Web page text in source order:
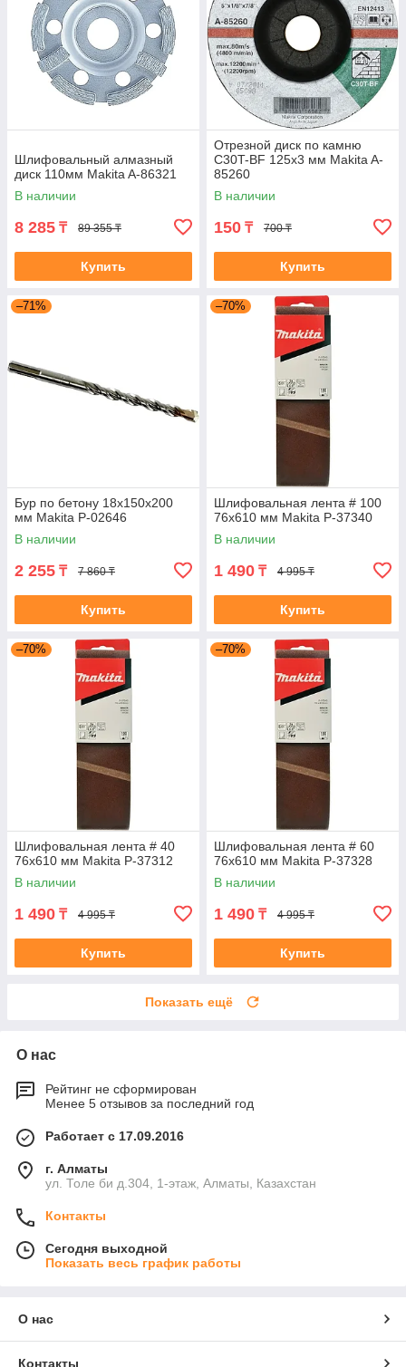
Шлифовальный алмазный
диск 110мм Makita A-86321
В наличии
8 285 ₸ 89 355 ₸
Купить
Отрезной диск по камню
C30T-BF 125x3 мм Makita A-
85260
В наличии
150 ₸ 700 ₸
Купить
–71%
Бур по бетону 18x150x200
мм Makita P-02646
В наличии
2 255 ₸ 7 860 ₸
Купить
–70%
Шлифовальная лента # 100
76x610 мм Makita P-37340
В наличии
1 490 ₸ 4 995 ₸
Купить
–70%
Шлифовальная лента # 40
76x610 мм Makita P-37312
В наличии
1 490 ₸ 4 995 ₸
Купить
–70%
Шлифовальная лента # 60
76x610 мм Makita P-37328
В наличии
1 490 ₸ 4 995 ₸
Купить
Показать ещё
О нас
Рейтинг не сформирован
Менее 5 отзывов за последний год
Работает с 17.09.2016
г. Алматы
ул. Толе би д.304, 1-этаж, Алматы, Казахстан
Контакты
Сегодня выходной
Показать весь график работы
О нас
Контакты